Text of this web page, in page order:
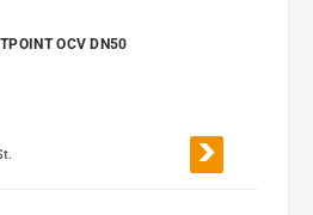
OCV DN50